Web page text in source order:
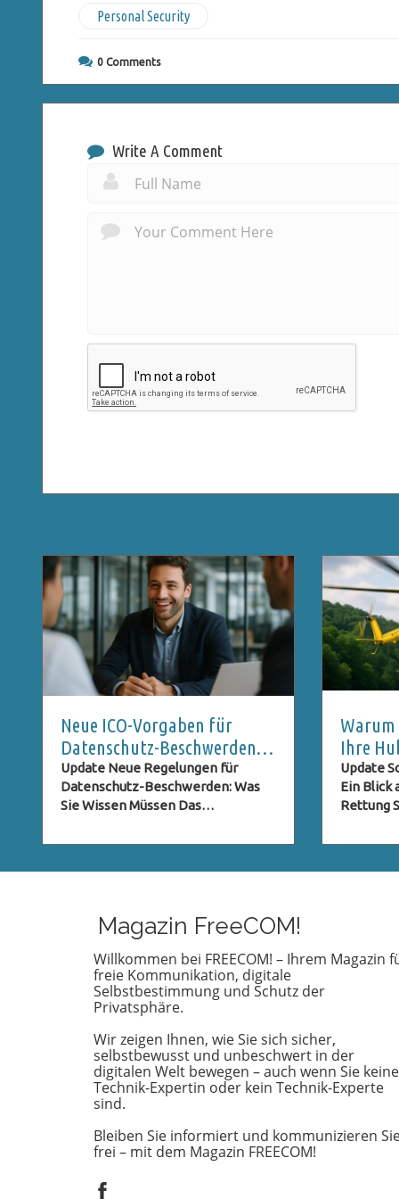
Personal Security
0 Comments
Write A Comment
Neue ICO-Vorgaben für
Datenschutz-Beschwerden:
Was Nutzer Wissen Müssen
Update Neue Regelungen für
Datenschutz-Beschwerden: Was
Sie Wissen Müssen Das
ständig weiter, besonders im
Entwicklungen betrifft die ICO
(Information Commissioner's
Office) im Vereinigten Königreich,
die neue Verpflichtungen für
Beschwerden im Bereich des
Datenschutzes eingeführt hat.
Diese Regelungen zielen darauf ab,
den Beschwerdeprozess zu
optimieren und sicherzustellen,
dass Anfragen zur
Datenverarbeitung effizient und
Dies ist von großer Bedeutung, da
jeder Einzelne in der heutigen
digitalen Welt mit
Warum
Ihre
Update
Ein Blick
Rettung
nicht
einer
Kosten
Magazin FreeCOM!
Willkommen bei FREECOM! – Ihrem Magazin
freie Kommunikation, digitale
Selbstbestimmung und Schutz der
Privatsphäre.
Wir zeigen Ihnen, wie Sie sich sicher,
selbstbewusst und unbeschwert in der
digitalen Welt bewegen – auch wenn Sie keine
Technik-Expertin oder kein Technik-Experte
sind.
Bleiben Sie informiert und kommunizieren
frei – mit dem Magazin FREECOM!